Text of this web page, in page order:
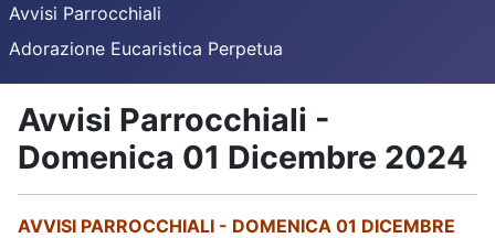
Avvisi Parrocchiali
Adorazione Eucaristica Perpetua
Avvisi Parrocchiali -
Domenica 01 Dicembre 2024
AVVISI PARROCCHIALI - DOMENICA 01 DICEMBRE